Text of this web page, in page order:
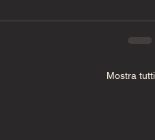
Mostra tutti